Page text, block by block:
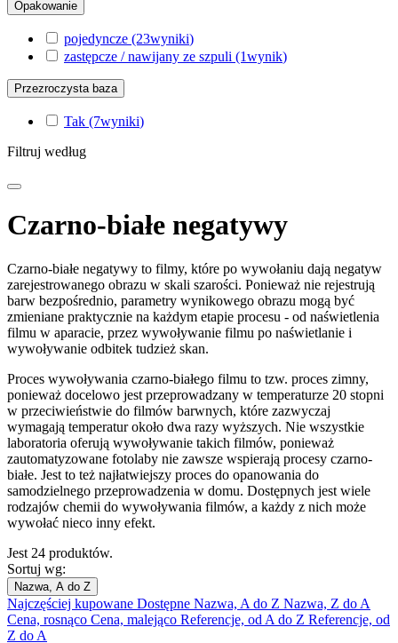
Opakowanie
pojedyncze (23wyniki)
zastępcze / nawijany ze szpuli (1wynik)
Przezroczysta baza
Tak (7wyniki)
Filtruj według
Czarno-białe negatywy
Czarno-białe negatywy to filmy, które po wywołaniu dają negatyw
zarejestrowanego obrazu w skali szarości. Ponieważ nie rejestrują
barw bezpośrednio, parametry wynikowego obrazu mogą być
zmieniane praktycznie na każdym etapie procesu - od naświetlenia
filmu w aparacie, przez wywoływanie filmu po naświetlanie i
wywoływanie odbitek tudzież skan.
Proces wywoływania czarno-białego filmu to tzw. proces zimny,
ponieważ docelowo jest przeprowadzany w temperaturze 20 stopni
w przeciwieństwie do filmów barwnych, które zazwyczaj
wymagają temperatur około dwa razy wyższych. Nie wszystkie
laboratoria oferują wywoływanie takich filmów, ponieważ
zautomatyzowane fotolaby nie zawsze wspierają procesy czarno-
białe. Jest to też najłatwiejszy proces do opanowania do
samodzielnego przeprowadzenia w domu. Dostępnych jest wiele
rodzajów chemii do wywoływania filmów, a każdy z nich może
wywołać nieco inny efekt.
Jest 24 produktów.
Sortuj wg:
Nazwa, A do Z
Najczęściej kupowane Dostępne Nazwa, A do Z Nazwa, Z do A
Cena, rosnąco Cena, malejąco Referencje, od A do Z Referencje, od
Z do A